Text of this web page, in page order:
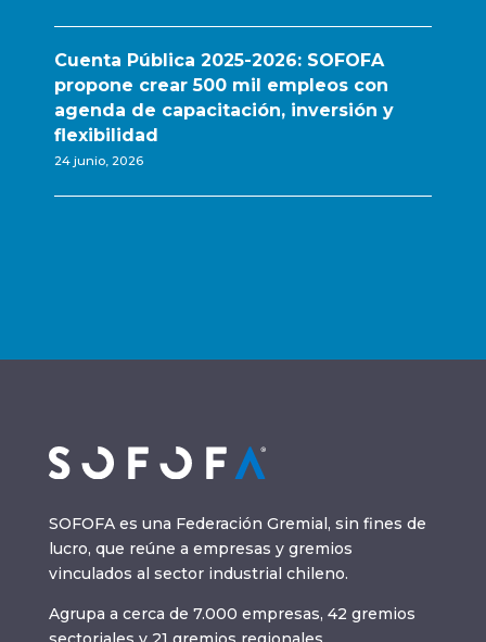
Cuenta Pública 2025-2026: SOFOFA
propone crear 500 mil empleos con
agenda de capacitación, inversión y
flexibilidad
24 junio, 2026
SOFOFA es una Federación Gremial, sin fines de
lucro, que reúne a empresas y gremios
vinculados al sector industrial chileno.
Agrupa a cerca de 7.000 empresas, 42 gremios